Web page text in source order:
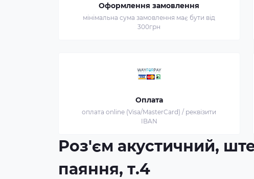
Оформлення замовлення
мінімальна сума замовлення має бути від
300грн
Оплата
оплата online (Visa/MasterCard) / реквізити
IBAN
Роз'єм акустичний,
паяння, т.4